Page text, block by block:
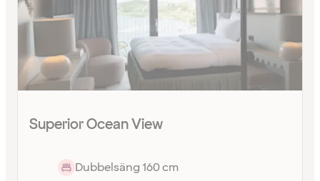
Superior Ocean View
Dubbelsäng 160 cm